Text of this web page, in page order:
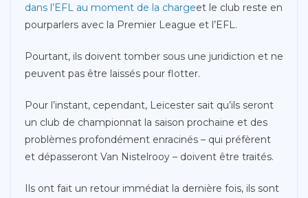
dans l’EFL au moment de la chargeet le club reste en
pourparlers avec la Premier League et l’EFL.
Pourtant, ils doivent tomber sous une juridiction et ne
peuvent pas être laissés pour flotter.
Pour l’instant, cependant, Leicester sait qu’ils seront
un club de championnat la saison prochaine et des
problèmes profondément enracinés – qui préfèrent
et dépasseront Van Nistelrooy – doivent être traités.
Ils ont fait un retour immédiat la dernière fois, ils sont